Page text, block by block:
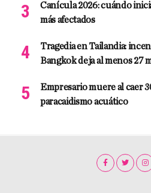
Canícula 2026: cuándo
más afectados
Tragedia en Tailandia:
Bangkok deja al menos 27
Empresario muere al caer
paracaidismo acuático